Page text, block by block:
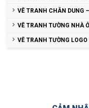
VẼ TRANH CHÂN DUNG
VẼ TRANH TƯỜNG NHÀ
VẼ TRANH TƯỜNG